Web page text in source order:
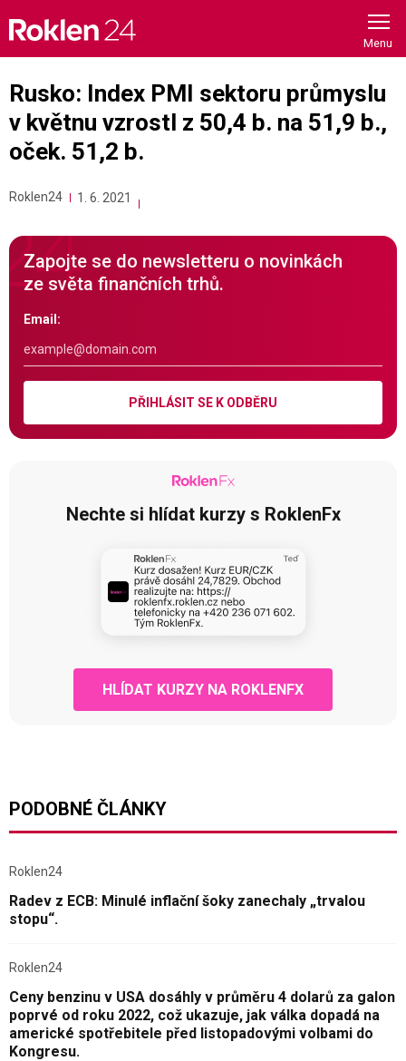
content
Rusko: Index PMI sektoru průmyslu
v květnu vzrostl z 50,4 b. na 51,9 b.,
oček. 51,2 b.
Roklen24 1. 6. 2021
Zapojte se do newsletteru o novinkách
ze světa finančních trhů.
Email:
PŘIHLÁSIT SE K ODBĚRU
Nechte si hlídat kurzy s RoklenFx
HLÍDAT KURZY NA ROKLENFX
PODOBNÉ ČLÁNKY
Roklen24
Radev z ECB: Minulé inflační šoky zanechaly „trvalou
stopu“.
Roklen24
Ceny benzinu v USA dosáhly v průměru 4 dolarů za galon
poprvé od roku 2022, což ukazuje, jak válka dopadá na
americké spotřebitele před listopadovými volbami do
Kongresu.